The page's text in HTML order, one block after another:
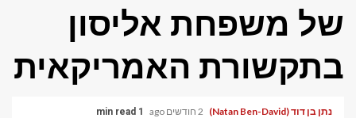
של ​​משפחת אליסון
בתקשורת האמריקאית
נתן בן דוד (Natan Ben-David) 2 חודשים ago 1 min read